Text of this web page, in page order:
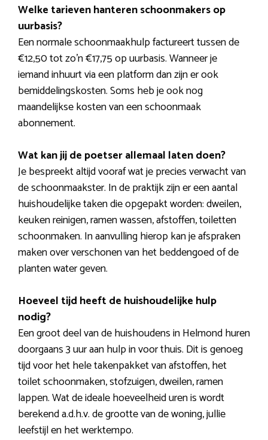
Welke tarieven hanteren schoonmakers op
uurbasis?
Een normale schoonmaakhulp factureert tussen de
€12,50 tot zo’n €17,75 op uurbasis. Wanneer je
iemand inhuurt via een platform dan zijn er ook
bemiddelingskosten. Soms heb je ook nog
maandelijkse kosten van een schoonmaak
abonnement.
Wat kan jij de poetser allemaal laten doen?
Je bespreekt altijd vooraf wat je precies verwacht van
de schoonmaakster. In de praktijk zijn er een aantal
huishoudelijke taken die opgepakt worden: dweilen,
keuken reinigen, ramen wassen, afstoffen, toiletten
schoonmaken. In aanvulling hierop kan je afspraken
maken over verschonen van het beddengoed of de
planten water geven.
Hoeveel tijd heeft de huishoudelijke hulp
nodig?
Een groot deel van de huishoudens in Helmond huren
doorgaans 3 uur aan hulp in voor thuis. Dit is genoeg
tijd voor het hele takenpakket van afstoffen, het
toilet schoonmaken, stofzuigen, dweilen, ramen
lappen. Wat de ideale hoeveelheid uren is wordt
berekend a.d.h.v. de grootte van de woning, jullie
leefstijl en het werktempo.